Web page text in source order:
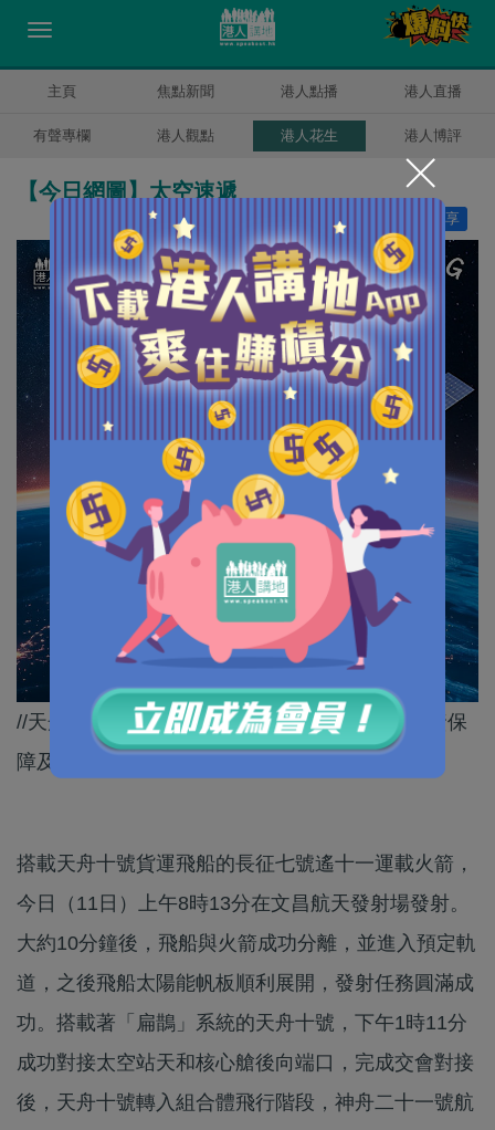
主頁 焦點新聞 港人點播 港人直播
有聲專欄 港人觀點 港人花生 港人博評
【今日網圖】太空速遞
分享
//天舟十號將在軌停靠12個月，為太空站提供物資保
障及推進劑補充添加服務。//
搭載天舟十號貨運飛船的長征七號遙十一運載火箭，
今日（11日）上午8時13分在文昌航天發射場發射。
大約10分鐘後，飛船與火箭成功分離，並進入預定軌
道，之後飛船太陽能帆板順利展開，發射任務圓滿成
功。搭載著「扁鵲」系統的天舟十號，下午1時11分
成功對接太空站天和核心艙後向端口，完成交會對接
後，天舟十號轉入組合體飛行階段，神舟二十一號航